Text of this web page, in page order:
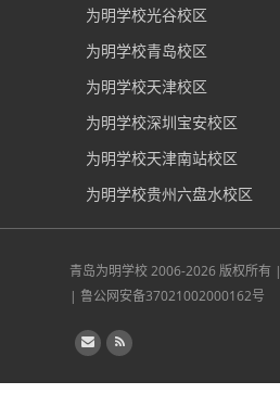
为明学校光谷校区
为明学校青岛校区
为明学校天津校区
为明学校深圳宝安校区
为明学校天津南站校区
为明学校贵州六盘水校区
青岛为明学校2006-2026 版权所有 |
| 鲁公网安备37021002000162号